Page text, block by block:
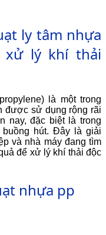
ly tâm nhựa
xử lý khí thải
là một trong
được sử dụng rộng rãi
nay, đặc biệt là trong
hút. Đây là giải
và nhà máy đang tìm
để xử lý khí thải độc
nhựa pp